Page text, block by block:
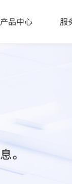
产品中心 服